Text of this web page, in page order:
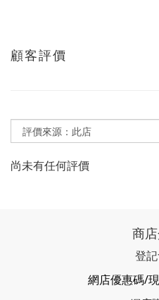
顧客評價
尚未有任何評價
商
登
網店優惠碼/